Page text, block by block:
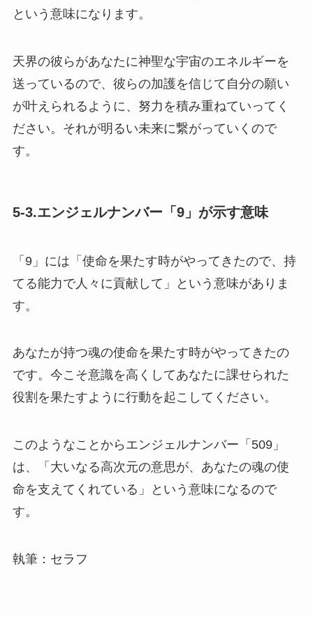
という意味になります。
天界の彼らがあなたに神聖な宇宙のエネルギーを
送っているので、彼らの加護を信じて自分の願い
が叶えられるように、努力を積み重ねていってく
ださい。それが明るい未来に繋がっていくので
す。
5-3.エンジェルナンバー「9」が示す意味
「9」には「使命を果たす時がやってきたので、持
てる能力で人々に貢献して」という意味がありま
す。
あなたが持つ魂の使命を果たす時がやってきたの
です。今こそ意識を高くしてあなたに課せられた
役割を果たすように行動を起こしてください。
このようなことからエンジェルナンバー「509」
は、「大いなる高次元の意思が、あなたの魂の使
命を支えてくれている」という意味になるので
す。
執筆：セラフ